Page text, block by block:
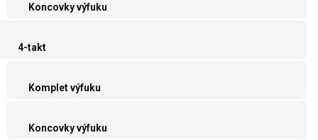
Koncovky výfuku
4-takt
Komplet výfuku
Koncovky výfuku